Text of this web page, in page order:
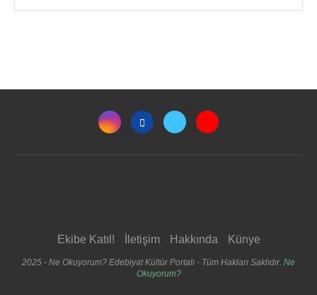
Ekibe Katıl! İletişim Hakkında Künye
2025 - Ne Okuyorum? Edebiyat Kültür Portalı - Tüm Hakları Saklıdır. Ne
Okuyorum?